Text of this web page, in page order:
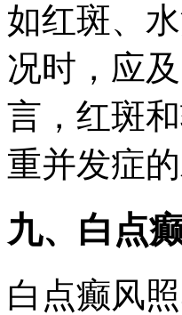
如红斑、
况时，应
言，红斑
重并发症
九、白点
白点癫风